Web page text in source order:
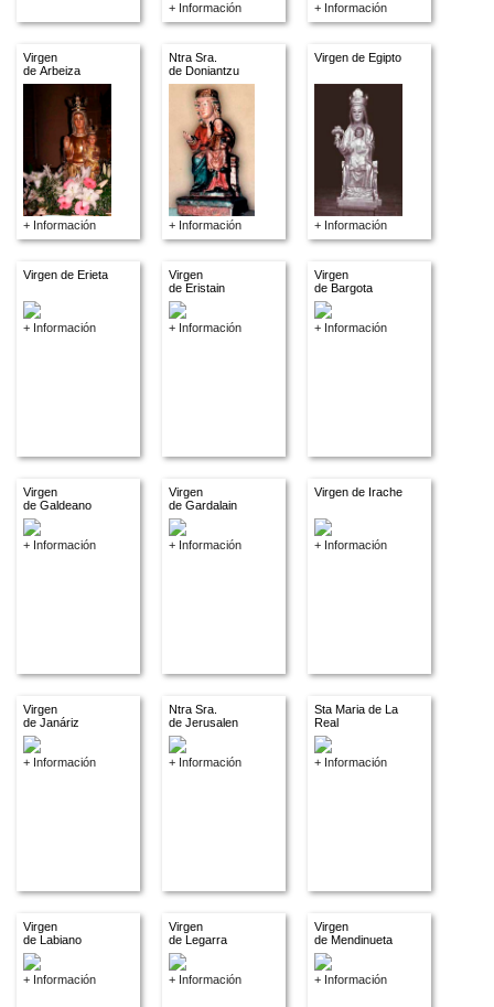
+ Información + Información
Virgen
de Arbeiza
+ Información
Ntra Sra.
de Doniantzu
+ Información
Virgen de Egipto
+ Información
Virgen de Erieta
+ Información
Virgen
de Eristain
+ Información
Virgen
de Bargota
+ Información
Virgen
de Galdeano
+ Información
Virgen
de Gardalain
+ Información
Virgen de Irache
+ Información
Virgen
de Janáriz
+ Información
Ntra Sra.
de Jerusalen
+ Información
Sta Maria de La
Real
+ Información
Virgen
de Labiano
+ Información
Virgen
de Legarra
+ Información
Virgen
de Mendinueta
+ Información